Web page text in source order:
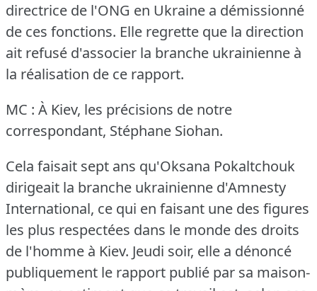
directrice de l'ONG en Ukraine a démissionné
de ces fonctions. Elle regrette que la direction
ait refusé d'associer la branche ukrainienne à
la réalisation de ce rapport.
MC : À Kiev, les précisions de notre
correspondant, Stéphane Siohan.
Cela faisait sept ans qu'Oksana Pokaltchouk
dirigeait la branche ukrainienne d'Amnesty
International, ce qui en faisant une des figures
les plus respectées dans le monde des droits
de l'homme à Kiev. Jeudi soir, elle a dénoncé
publiquement le rapport publié par sa maison-